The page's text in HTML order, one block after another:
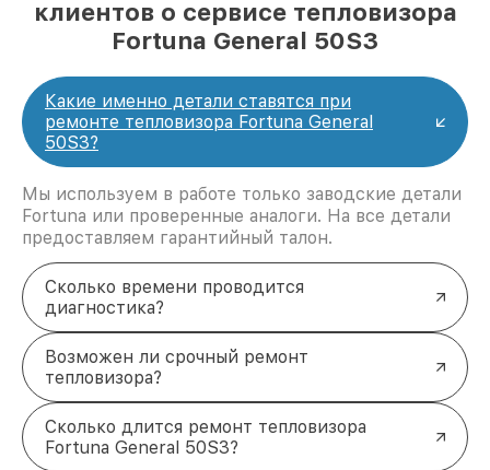
клиентов о сервисе тепловизора
Fortuna General 50S3
Какие именно детали ставятся при
ремонте тепловизора Fortuna General
50S3?
Мы используем в работе только заводские детали
Fortuna или проверенные аналоги. На все детали
предоставляем гарантийный талон.
Сколько времени проводится
диагностика?
Возможен ли срочный ремонт
тепловизора?
Сколько длится ремонт тепловизора
Fortuna General 50S3?